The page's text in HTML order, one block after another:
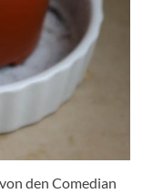
den Comedian